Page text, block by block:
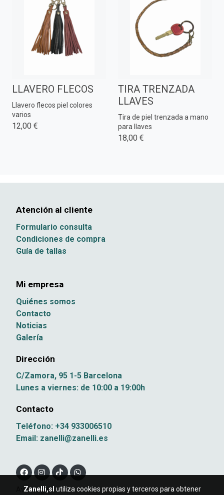
LLAVERO FLECOS
Llavero flecos piel colores
varios
12,00 €
TIRA TRENZADA
LLAVES
Tira de piel trenzada a mano
para llaves
18,00 €
Atención al cliente
Formulario consulta
Condiciones de compra
Guía de tallas
Mi empresa
Quiénes somos
Contacto
Noticias
Galería
Dirección
C/Zamora, 95 1-5 Barcelona
Lunes a viernes: de 10:00 a 19:00h
Contacto
Teléfono: +34 933006510
Email: zanelli@zanelli.es
Aviso legal
Zanelli,sl utiliza cookies propias y terceros para obtener